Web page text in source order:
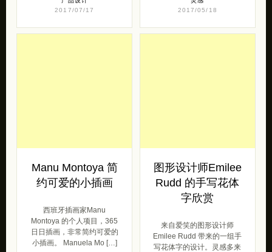
2017/07/17
2017/05/18
Manu Montoya 简
约可爱的小插画
西班牙插画家Manu
Montoya 的个人项目，365
日日插画，非常简约可爱的
小插画。 Manuela Mo […]
图形设计师Emilee
Rudd 的手写花体
字欣赏
来自爱笑的图形设计师
Emilee Rudd 带来的一组手
写花体字的设计。灵感多来